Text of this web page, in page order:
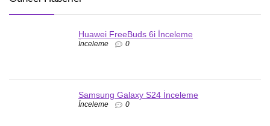
Huawei FreeBuds 6i İnceleme
İnceleme 0
Samsung Galaxy S24 İnceleme
İnceleme 0